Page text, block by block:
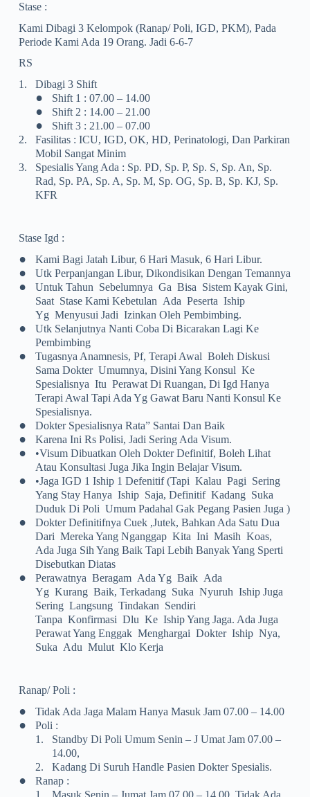
Stase :
Kami Dibagi 3 Kelompok (Ranap/ Poli, IGD, PKM), Pada
Periode Kami Ada 19 Orang. Jadi 6-6-7
RS
1.
Dibagi 3 Shift
• Shift 1 : 07.00 – 14.00
• Shift 2 : 14.00 – 21.00
•
Shift 3 : 21.00 – 07.00
2.
Fasilitas : ICU, IGD, OK, HD, Perinatologi, Dan Parkiran
Mobil Sangat Minim
3.
Spesialis Yang Ada : Sp. PD, Sp. P, Sp. S, Sp. An, Sp.
Rad, Sp. PA, Sp. A, Sp. M, Sp. OG, Sp. B, Sp. KJ, Sp.
KFR
Stase Igd :
• Kami Bagi Jatah Libur, 6 Hari Masuk, 6 Hari Libur.
• Utk Perpanjangan Libur, Dikondisikan Dengan Temannya
•
Untuk Tahun Sebelumnya Ga Bisa Sistem Kayak Gini,
Saat Stase Kami Kebetulan Ada Peserta Iship
Yg Menyusui Jadi Izinkan Oleh Pembimbing.
•
Utk Selanjutnya Nanti Coba Di Bicarakan Lagi Ke
Pembimbing
•
Tugasnya Anamnesis, Pf, Terapi Awal Boleh Diskusi
Sama Dokter Umumnya, Disini Yang Konsul Ke
Spesialisnya Itu Perawat Di Ruangan, Di Igd Hanya
Terapi Awal Tapi Ada Yg Gawat Baru Nanti Konsul Ke
Spesialisnya.
• Dokter Spesialisnya Rata” Santai Dan Baik
• Karena Ini Rs Polisi, Jadi Sering Ada Visum.
•
•Visum Dibuatkan Oleh Dokter Definitif, Boleh Lihat
Atau Konsultasi Juga Jika Ingin Belajar Visum.
•
•Jaga IGD 1 Iship 1 Defenitif (tapi Kalau Pagi Sering
Yang Stay Hanya Iship Saja, Definitif Kadang Suka
Duduk Di Poli Umum Padahal Gak Pegang Pasien Juga )
•
Dokter Definitifnya Cuek ,jutek, Bahkan Ada Satu Dua
Dari Mereka Yang Nganggap Kita Ini Masih Koas,
Ada Juga Sih Yang Baik Tapi Lebih Banyak Yang Sperti
Disebutkan Diatas
•
Perawatnya Beragam Ada Yg Baik Ada
Yg Kurang Baik, Terkadang Suka Nyuruh Iship Juga
Sering Langsung Tindakan Sendiri
Tanpa Konfirmasi Dlu Ke Iship Yang Jaga. Ada Juga
Perawat Yang Enggak Menghargai Dokter Iship Nya,
Suka Adu Mulut Klo Kerja
Ranap/ Poli :
• Tidak Ada Jaga Malam Hanya Masuk Jam 07.00 – 14.00
•
Poli :
1.
Standby Di Poli Umum Senin – J Umat Jam 07.00 –
14.00,
2.
Kadang Di Suruh Handle Pasien Dokter Spesialis.
•
Ranap :
1.
Masuk Senin – Jumat Jam 07.00 – 14.00. Tidak Ada